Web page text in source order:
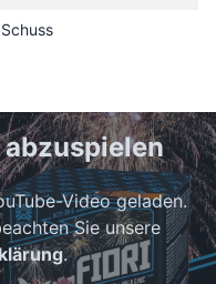
Video geladen.
Sie unsere
.